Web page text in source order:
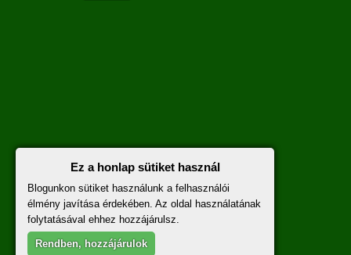
A hozzászólásokra vonatkozó szabályzat
Ez a honlap sütiket használ
Blogunkon sütiket használunk a felhasználói
élmény javítása érdekében. Az oldal használatának
folytatásával ehhez hozzájárulsz.
Rendben, hozzájárulok